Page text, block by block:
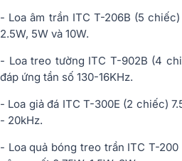
- Loa âm trần ITC T-206B (5
2.5W, 5W và 10W.
- Loa treo tường ITC T-902B (4
đáp ứng tần số 130-16KHz.
- Loa giả đá ITC T-300E (2 chiếc)
- 20kHz.
- Loa quả bóng treo trần ITC T-